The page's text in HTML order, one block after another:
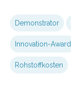
Demonstrator
Innovation-Award
Rohstoffkosten